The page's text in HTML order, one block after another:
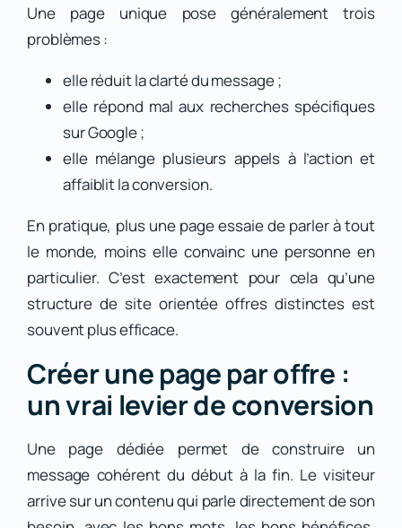
Une page unique pose généralement trois
problèmes :
elle réduit la clarté du message ;
elle répond mal aux recherches spécifiques
sur Google ;
elle mélange plusieurs appels à l’action et
affaiblit la conversion.
En pratique, plus une page essaie de parler à tout
le monde, moins elle convainc une personne en
particulier. C’est exactement pour cela qu’une
structure de site orientée offres distinctes est
souvent plus efficace.
Créer une page par offre :
un vrai levier de conversion
Une page dédiée permet de construire un
message cohérent du début à la fin. Le visiteur
arrive sur un contenu qui parle directement de son